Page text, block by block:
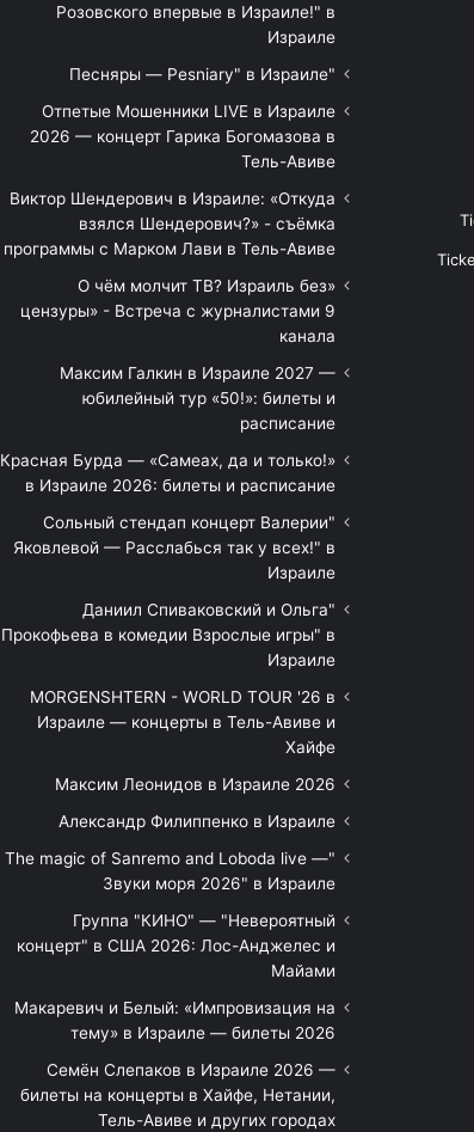
Розовского впервые в Израиле!" в
Израиле
"Песняры — Pesniary" в Израиле
Отпетые Мошенники LIVE в Израиле
2026 — концерт Гарика Богомазова в
Тель-Авиве
Виктор Шендерович в Израиле: «Откуда
взялся Шендерович?» - съёмка
программы с Марком Лави в Тель-Авиве
«О чём молчит ТВ? Израиль без
цензуры» - Встреча с журналистами 9
канала
Максим Галкин в Израиле 2027 —
юбилейный тур «50!»: билеты и
расписание
Красная Бурда — «Самеах, да и только!»
в Израиле 2026: билеты и расписание
"Сольный стендап концерт Валерии
Яковлевой — Расслабься так у всех!" в
Израиле
"Даниил Спиваковский и Ольга
Прокофьева в комедии Взрослые игры" в
Израиле
MORGENSHTERN - WORLD TOUR '26 в
Израиле — концерты в Тель-Авиве и
Хайфе
Максим Леонидов в Израиле 2026
Александр Филиппенко в Израиле
"The magic of Sanremo and Loboda live —
Звуки моря 2026" в Израиле
Группа "КИНО" — "Невероятный
концерт" в США 2026: Лос-Анджелес и
Майами
Макаревич и Белый: «Импровизация на
тему» в Израиле — билеты 2026
Семён Слепаков в Израиле 2026 —
билеты на концерты в Хайфе, Нетании,
Тель-Авиве и других городах